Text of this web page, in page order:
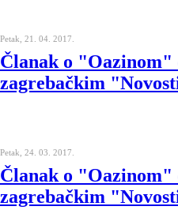
Petak, 21. 04. 2017.
Članak o "Oazinom"
zagrebačkim
Petak, 24. 03. 2017.
Članak o "Oazinom"
zagrebačkim